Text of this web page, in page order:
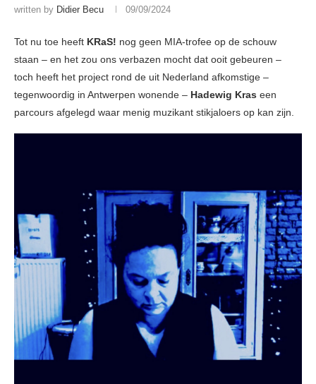
written by Didier Becu 09/09/2024
Tot nu toe heeft KRaS! nog geen MIA-trofee op de schouw
staan – en het zou ons verbazen mocht dat ooit gebeuren –
toch heeft het project rond de uit Nederland afkomstige –
tegenwoordig in Antwerpen wonende – Hadewig Kras een
parcours afgelegd waar menig muzikant stikjaloers op kan zijn.